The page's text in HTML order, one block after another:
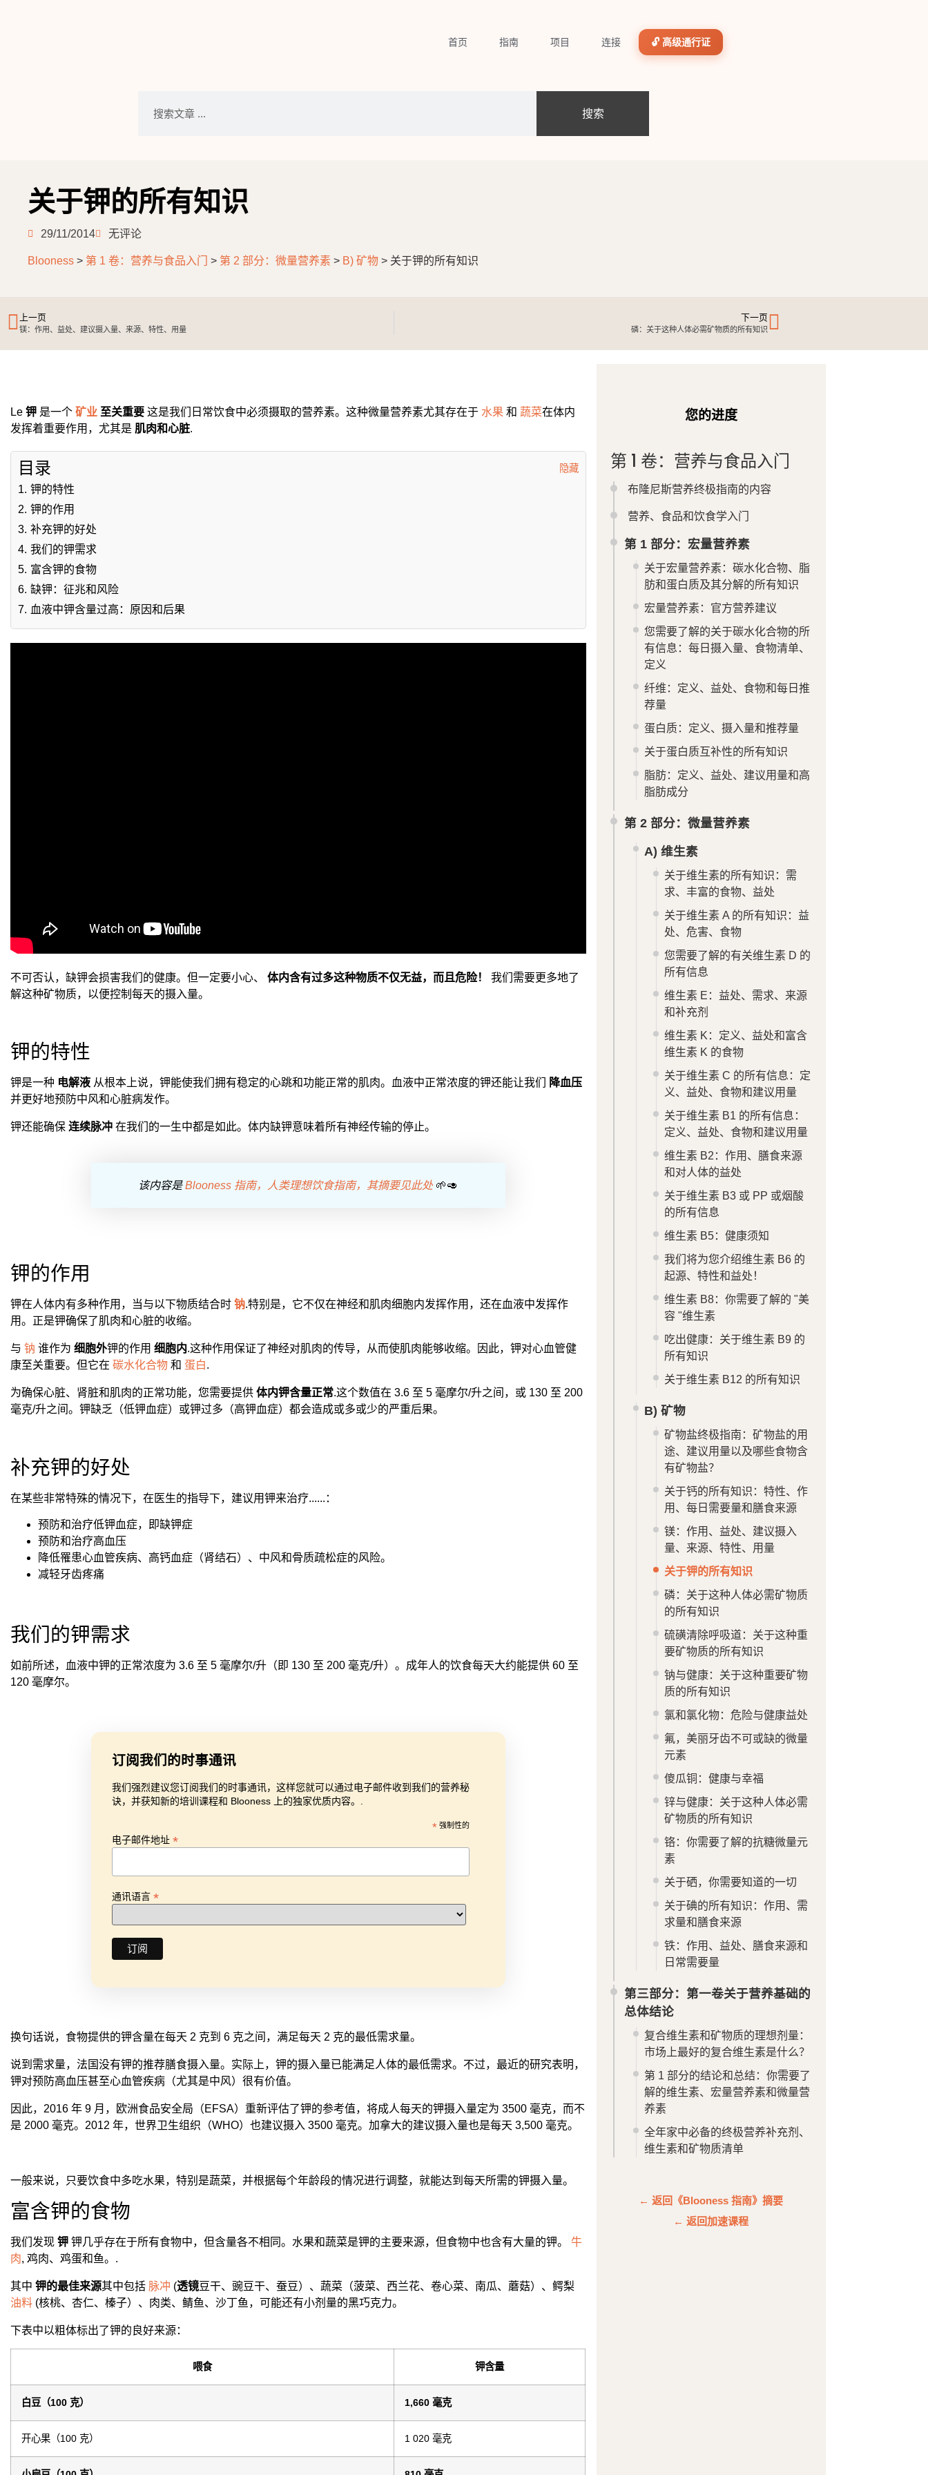
首页 指南 项目 连接 🔓 高级通行证
搜索
关于钾的所有知识
29/11/2014 无评论
Blooness > 第 1 卷：营养与食品入门 > 第 2 部分：微量营养素 > B) 矿物 > 关于钾的所有知识
上一页
镁：作用、益处、建议摄入量、来源、特性、用量
下一页
磷：关于这种人体必需矿物质的所有知识
Le 钾 是一个 矿业 至关重要 这是我们日常饮食中必须摄取的营养素。这种微量营养素尤其存在于 水果 和 蔬菜在体内
发挥着重要作用，尤其是 肌肉和心脏.
目录 隐藏
1. 钾的特性
2. 钾的作用
3. 补充钾的好处
4. 我们的钾需求
5. 富含钾的食物
6. 缺钾：征兆和风险
7. 血液中钾含量过高：原因和后果
不可否认，缺钾会损害我们的健康。但一定要小心、 体内含有过多这种物质不仅无益，而且危险！
我们需要更多地了
解这种矿物质，以便控制每天的摄入量。
钾的特性
钾是一种 电解液 从根本上说，钾能使我们拥有稳定的心跳和功能正常的肌肉。血液中正常浓度的钾还能让我们
降血压
并更好地预防中风和心脏病发作。
钾还能确保 连续脉冲 在我们的一生中都是如此。体内缺钾意味着所有神经传输的停止。
该内容是Blooness 指南，人类理想饮食指南，其摘要见此处 🌱🥑
钾的作用
钾在人体内有多种作用，当与以下物质结合时 钠.特别是，它不仅在神经和肌肉细胞内发挥作用，还在血液中发挥作
用。正是钾确保了肌肉和心脏的收缩。
与 钠 谁作为 细胞外钾的作用 细胞内.这种作用保证了神经对肌肉的传导，从而使肌肉能够收缩。因此，钾对心血管健
康至关重要。但它在 碳水化合物 和 蛋白.
为确保心脏、肾脏和肌肉的正常功能，您需要提供 体内钾含量正常.这个数值在 3.6 至 5 毫摩尔/升之间，或 130 至 200
毫克/升之间。钾缺乏（低钾血症）或钾过多（高钾血症）都会造成或多或少的严重后果。
补充钾的好处
在某些非常特殊的情况下，在医生的指导下，建议用钾来治疗......：
预防和治疗低钾血症，即缺钾症
预防和治疗高血压
降低罹患心血管疾病、高钙血症（肾结石）、中风和骨质疏松症的风险。
减轻牙齿疼痛
我们的钾需求
如前所述，血液中钾的正常浓度为 3.6 至 5 毫摩尔/升（即 130 至 200 毫克/升）。成年人的饮食每天大约能提供 60 至
120 毫摩尔。
订阅我们的时事通讯
我们强烈建议您订阅我们的时事通讯，这样您就可以通过电子邮件收到我们的营养秘
诀，并获知新的培训课程和 Blooness 上的独家优质内容。.
* 强制性的
电子邮件地址 *
通讯语言 *
换句话说，食物提供的钾含量在每天 2 克到 6 克之间，满足每天 2 克的最低需求量。
说到需求量，法国没有钾的推荐膳食摄入量。实际上，钾的摄入量已能满足人体的最低需求。不过，最近的研究表明，
钾对预防高血压甚至心血管疾病（尤其是中风）很有价值。
因此，2016 年 9 月，欧洲食品安全局（EFSA）重新评估了钾的参考值，将成人每天的钾摄入量定为 3500 毫克，而不
是 2000 毫克。2012 年，世界卫生组织（WHO）也建议摄入 3500 毫克。加拿大的建议摄入量也是每天 3,500 毫克。
一般来说，只要饮食中多吃水果，特别是蔬菜，并根据每个年龄段的情况进行调整，就能达到每天所需的钾摄入量。
富含钾的食物
我们发现 钾 钾几乎存在于所有食物中，但含量各不相同。水果和蔬菜是钾的主要来源，但食物中也含有大量的钾。 牛
肉, 鸡肉、鸡蛋和鱼。.
其中 钾的最佳来源其中包括 脉冲 (透镜豆干、豌豆干、蚕豆）、蔬菜（菠菜、西兰花、卷心菜、南瓜、蘑菇）、鳄梨
油料 (核桃、杏仁、榛子）、肉类、鲭鱼、沙丁鱼，可能还有小剂量的黑巧克力。
下表中以粗体标出了钾的良好来源：
喂食 钾含量
白豆（100 克） 1,660 毫克
开心果（100 克） 1 020 毫克
您的进度
第 1 卷：营养与食品入门
布隆尼斯营养终极指南的内容
营养、食品和饮食学入门
第 1 部分：宏量营养素
关于宏量营养素：碳水化合物、脂
肪和蛋白质及其分解的所有知识
宏量营养素：官方营养建议
您需要了解的关于碳水化合物的所
有信息：每日摄入量、食物清单、
定义
纤维：定义、益处、食物和每日推
荐量
蛋白质：定义、摄入量和推荐量
关于蛋白质互补性的所有知识
脂肪：定义、益处、建议用量和高
脂肪成分
第 2 部分：微量营养素
A) 维生素
关于维生素的所有知识：需
求、丰富的食物、益处
关于维生素 A 的所有知识：益
处、危害、食物
您需要了解的有关维生素 D 的
所有信息
维生素 E：益处、需求、来源
和补充剂
维生素 K：定义、益处和富含
维生素 K 的食物
关于维生素 C 的所有信息：定
义、益处、食物和建议用量
关于维生素 B1 的所有信息：
定义、益处、食物和建议用量
维生素 B2：作用、膳食来源
和对人体的益处
关于维生素 B3 或 PP 或烟酸
的所有信息
维生素 B5：健康须知
我们将为您介绍维生素 B6 的
起源、特性和益处！
维生素 B8：你需要了解的 "美
容 "维生素
吃出健康：关于维生素 B9 的
所有知识
关于维生素 B12 的所有知识
B) 矿物
矿物盐终极指南：矿物盐的用
途、建议用量以及哪些食物含
有矿物盐？
关于钙的所有知识：特性、作
用、每日需要量和膳食来源
镁：作用、益处、建议摄入
量、来源、特性、用量
关于钾的所有知识
磷：关于这种人体必需矿物质
的所有知识
硫磺清除呼吸道：关于这种重
要矿物质的所有知识
钠与健康：关于这种重要矿物
质的所有知识
氯和氯化物：危险与健康益处
氟，美丽牙齿不可或缺的微量
元素
傻瓜铜：健康与幸福
锌与健康：关于这种人体必需
矿物质的所有知识
铬：你需要了解的抗糖微量元
素
关于硒，你需要知道的一切
关于碘的所有知识：作用、需
求量和膳食来源
铁：作用、益处、膳食来源和
日常需要量
第三部分：第一卷关于营养基础的
总体结论
复合维生素和矿物质的理想剂量：
市场上最好的复合维生素是什么？
第 1 部分的结论和总结：你需要了
解的维生素、宏量营养素和微量营
养素
全年家中必备的终极营养补充剂、
维生素和矿物质清单
← 返回《Blooness 指南》摘要
← 返回加速课程